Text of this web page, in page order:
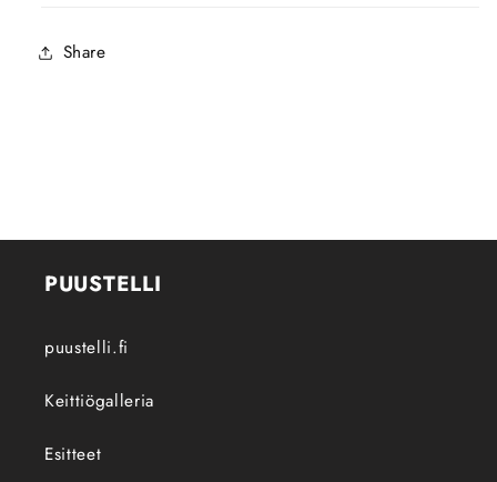
Share
PUUSTELLI
puustelli.fi
Keittiögalleria
Esitteet